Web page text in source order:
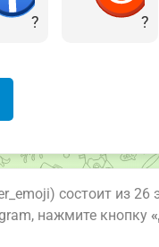
? ?
состоит из
нажмите кнопку